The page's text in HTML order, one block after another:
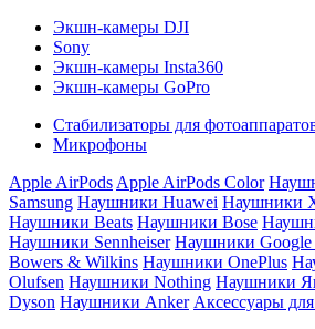
Экшн-камеры DJI
Sony
Экшн-камеры Insta360
Экшн-камеры GoPro
Стабилизаторы для
Микрофоны
Apple AirPods Apple AirPods Color
Samsung Наушники Huawei Наушники
Наушники Beats Наушники Bose
Наушники Sennheiser Наушники Google
Bowers & Wilkins Наушники OnePlus
Olufsen Наушники Nothing Наушники
Dyson Наушники Anker Аксессуары